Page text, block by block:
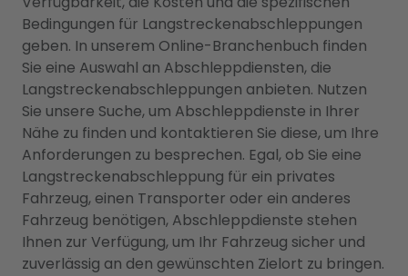
Bedingungen für Langstreckenabschleppungen
geben. In unserem Online-Branchenbuch finden
Sie eine Auswahl an Abschleppdiensten, die
Langstreckenabschleppungen anbieten. Nutzen
Sie unsere Suche, um Abschleppdienste in Ihrer
Nähe zu finden und kontaktieren Sie diese, um Ihre
Anforderungen zu besprechen. Egal, ob Sie eine
Langstreckenabschleppung für ein privates
Fahrzeug, einen Transporter oder ein anderes
Fahrzeug benötigen, Abschleppdienste stehen
Ihnen zur Verfügung, um Ihr Fahrzeug sicher und
zuverlässig an den gewünschten Zielort zu bringen.